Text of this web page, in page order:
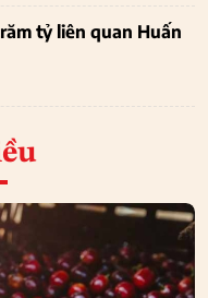
tỷ liên quan Huấn